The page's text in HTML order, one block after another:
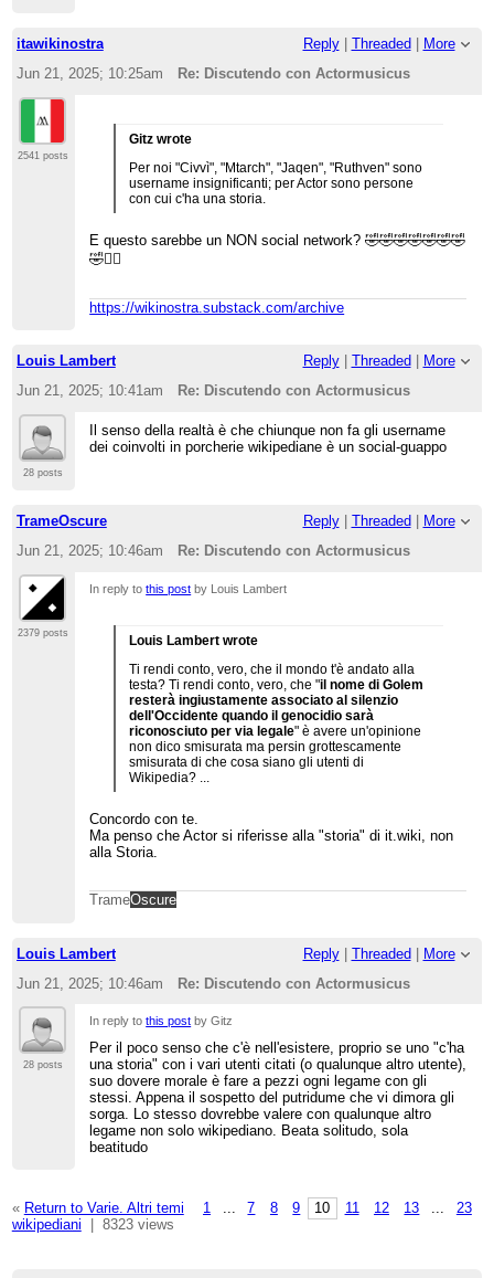
itawikinostra Reply| Threaded
More
Jun 21, 2025; 10:25am
Re: Discutendo con Actormusicus
2541 posts
Gitz wrote
Per noi "Civvì", "Mtarch", "Jaqen", "Ruthven" sono
username insignificanti; per Actor sono persone
con cui c'ha una storia.
E questo sarebbe un NON social network? 🤣🤣🤣🤣🤣🤣🤣
🤣🤦‍♂️
https://wikinostra.substack.com/archive
Louis Lambert Reply| Threaded
More
Jun 21, 2025; 10:41am
Re: Discutendo con Actormusicus
28 posts
Il senso della realtà è che chiunque non fa gli username
dei coinvolti in porcherie wikipediane è un social-guappo
TrameOscure Reply| Threaded
More
Jun 21, 2025; 10:46am
Re: Discutendo con Actormusicus
2379 posts
In reply tothis post by Louis Lambert
Louis Lambert wrote
Ti rendi conto, vero, che il mondo t'è andato alla
testa? Ti rendi conto, vero, che "il nome di Golem
resterà ingiustamente associato al silenzio
dell'Occidente quando il genocidio sarà
riconosciuto per via legale" è avere un'opinione
non dico smisurata ma persin grottescamente
smisurata di che cosa siano gli utenti di
Wikipedia? ...
Concordo con te.
Ma penso che Actor si riferisse alla "storia" di it.wiki, non
alla Storia.
TrameOscure
Louis Lambert Reply| Threaded | More
Jun 21, 2025; 10:46am
Re: Discutendo con Actormusicus
28 posts
In reply tothis post by Gitz
Per il poco senso che c'è nell'esistere, proprio se uno "c'ha
una storia" con i vari utenti citati (o qualunque altro utente),
suo dovere morale è fare a pezzi ogni legame con gli
stessi. Appena il sospetto del putridume che vi dimora gli
sorga. Lo stesso dovrebbe valere con qualunque altro
legame non solo wikipediano. Beata solitudo, sola
beatitudo
1 ... 7 8 9 10 11 12 13 ... 23
« Return to Varie. Altri temi
wikipediani
8323 views